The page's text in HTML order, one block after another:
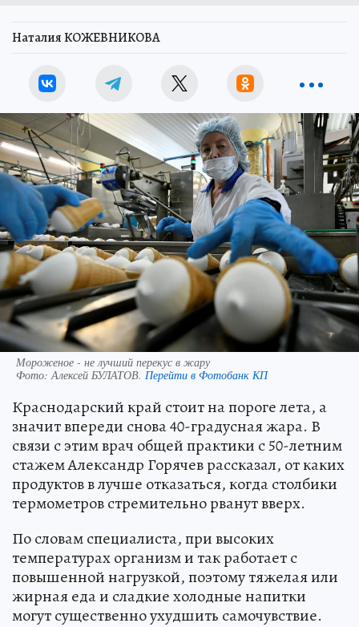
Наталия КОЖЕВНИКОВА
Мороженое - не лучший перекус в жару
Фото:Алексей БУЛАТОВ. Перейти в Фотобанк КП
Краснодарский край стоит на пороге лета, а
значит впереди снова 40-градусная жара. В
связи с этим врач общей практики с 50-летним
стажем Александр Горячев рассказал, от каких
продуктов в лучше отказаться, когда столбики
термометров стремительно рванут вверх.
По словам специалиста, при высоких
температурах организм и так работает с
повышенной нагрузкой, поэтому тяжелая или
жирная еда и сладкие холодные напитки
могут существенно ухудшить самочувствие.